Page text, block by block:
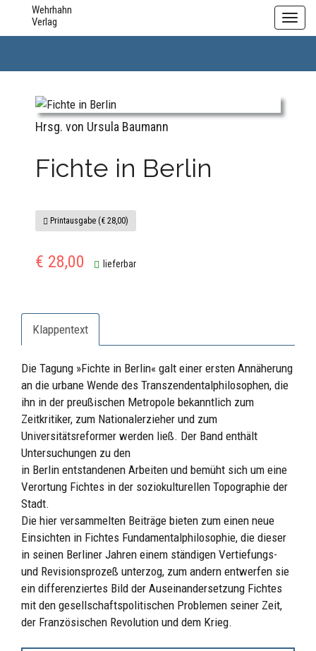
Wehrhahn
Verlag
Philosophie
Hrsg. von Ursula Baumann
Fichte in Berlin
Printausgabe (€ 28,00)
€ 28,00 lieferbar
Klappentext
Die Tagung »Fichte in Berlin« galt einer ersten Annäherung
an die urbane Wende des Transzendentalphilosophen, die
ihn in der preußischen Metropole bekanntlich zum
Zeitkritiker, zum Nationalerzieher und zum
Universitätsreformer werden ließ. Der Band enthält
Untersuchungen zu den
in Berlin entstandenen Arbeiten und bemüht sich um eine
Verortung Fichtes in der soziokulturellen Topographie der
Stadt.
Die hier versammelten Beiträge bieten zum einen neue
Einsichten in Fichtes Fundamentalphilosophie, die dieser
in seinen Berliner Jahren einem ständigen Vertiefungs-
und Revisionsprozeß unterzog, zum andern entwerfen sie
ein differenziertes Bild der Auseinandersetzung Fichtes
mit den gesellschaftspolitischen Problemen seiner Zeit,
der Französischen Revolution und dem Krieg.